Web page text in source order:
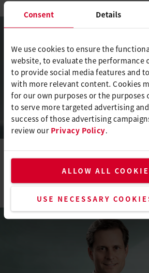
Consent Details
We use cookies to ensure the
website, to evaluate the performance
to provide social media features and
with more relevant content. Cookies
for our own purposes or the purposes
to serve more targeted advertising
success of those advertising
review our Privacy Policy.
ALLOW ALL
USE NECESSARY
Marcel Roth
取締役会議長